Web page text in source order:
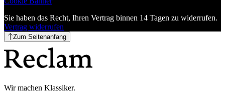
Sie haben das Recht, Ihren Vertrag binnen 14 Tagen zu widerrufen.
Vertrag widerrufen
Zum Seitenanfang
Wir machen Klassiker.